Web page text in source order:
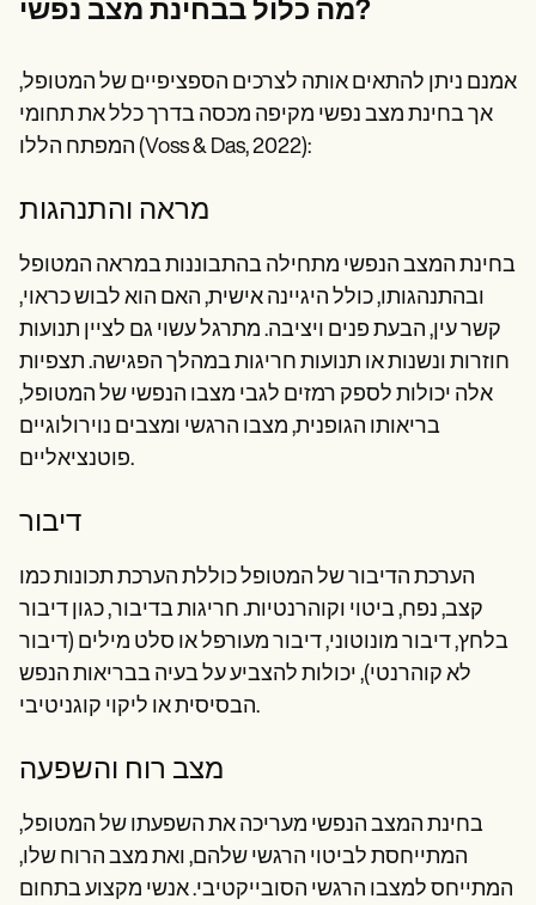
מה כלול בבחינת מצב נפשי?
אמנם ניתן להתאים אותה לצרכים הספציפיים של המטופל,
אך בחינת מצב נפשי מקיפה מכסה בדרך כלל את תחומי
המפתח הללו (Voss & Das, 2022):
מראה והתנהגות
בחינת המצב הנפשי מתחילה בהתבוננות במראה המטופל
ובהתנהגותו, כולל היגיינה אישית, האם הוא לבוש כראוי,
קשר עין, הבעת פנים ויציבה. מתרגל עשוי גם לציין תנועות
חוזרות ונשנות או תנועות חריגות במהלך הפגישה. תצפיות
אלה יכולות לספק רמזים לגבי מצבו הנפשי של המטופל,
בריאותו הגופנית, מצבו הרגשי ומצבים נוירולוגיים
פוטנציאליים.
דיבור
הערכת הדיבור של המטופל כוללת הערכת תכונות כמו
קצב, נפח, ביטוי וקוהרנטיות. חריגות בדיבור, כגון דיבור
בלחץ, דיבור מונוטוני, דיבור מעורפל או סלט מילים (דיבור
לא קוהרנטי), יכולות להצביע על בעיה בבריאות הנפש
הבסיסית או ליקוי קוגניטיבי.
מצב רוח והשפעה
בחינת המצב הנפשי מעריכה את השפעתו של המטופל,
המתייחסת לביטוי הרגשי שלהם, ואת מצב הרוח שלו,
המתייחס למצבו הרגשי הסובייקטיבי. אנשי מקצוע בתחום